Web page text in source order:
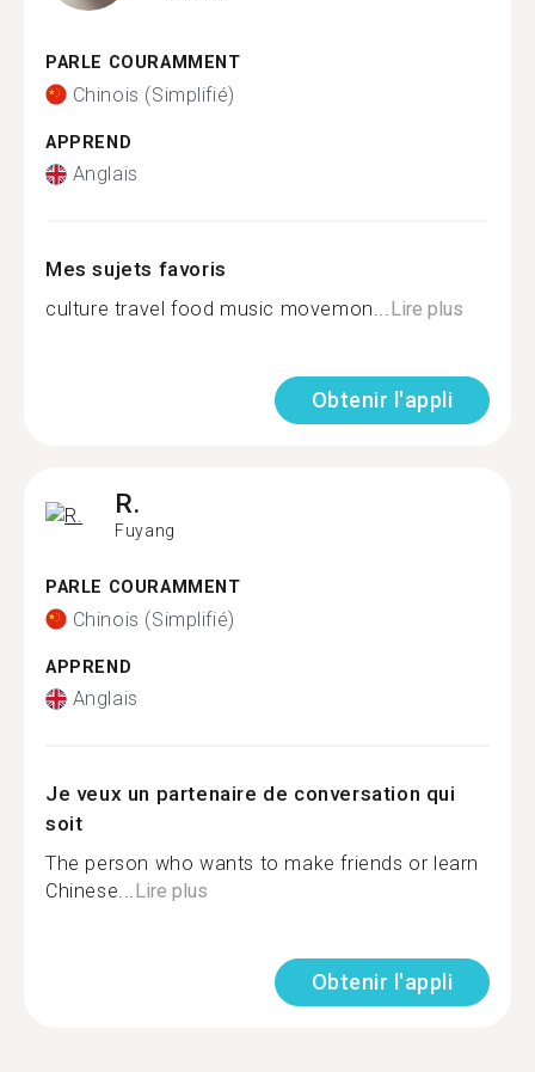
PARLE COURAMMENT
Chinois (Simplifié)
APPREND
Anglais
Mes sujets favoris
culture travel food music movemon...Lire plus
Obtenir l'appli
R.
Fuyang
PARLE COURAMMENT
Chinois (Simplifié)
APPREND
Anglais
Je veux un partenaire de conversation qui
soit
The person who wants to make friends or learn
Chinese...Lire plus
Obtenir l'appli